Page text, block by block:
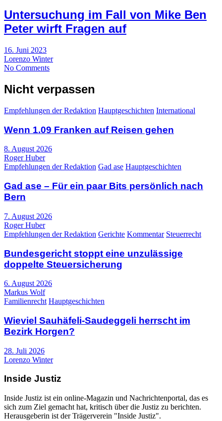
Untersuchung im Fall von Mike Ben
Peter wirft Fragen auf
16. Juni 2023
Lorenzo Winter
No Comments
Nicht verpassen
Empfehlungen der Redaktion Hauptgeschichten International
Wenn 1.09 Franken auf Reisen gehen
8. August 2026
Roger Huber
Empfehlungen der Redaktion Gad ase Hauptgeschichten
Gad ase – Für ein paar Bits persönlich nach
Bern
7. August 2026
Roger Huber
Empfehlungen der Redaktion Gerichte Kommentar Steuerrecht
Bundesgericht stoppt eine unzulässige
doppelte Steuersicherung
6. August 2026
Markus Wolf
Familienrecht Hauptgeschichten
Wieviel Sauhäfeli-Saudeggeli herrscht im
Bezirk Horgen?
28. Juli 2026
Lorenzo Winter
Inside Justiz
Inside Justiz ist ein online-Magazin und Nachrichtenportal, das es
sich zum Ziel gemacht hat, kritisch über die Justiz zu berichten.
Herausgeberin ist der Trägerverein "Inside Justiz".